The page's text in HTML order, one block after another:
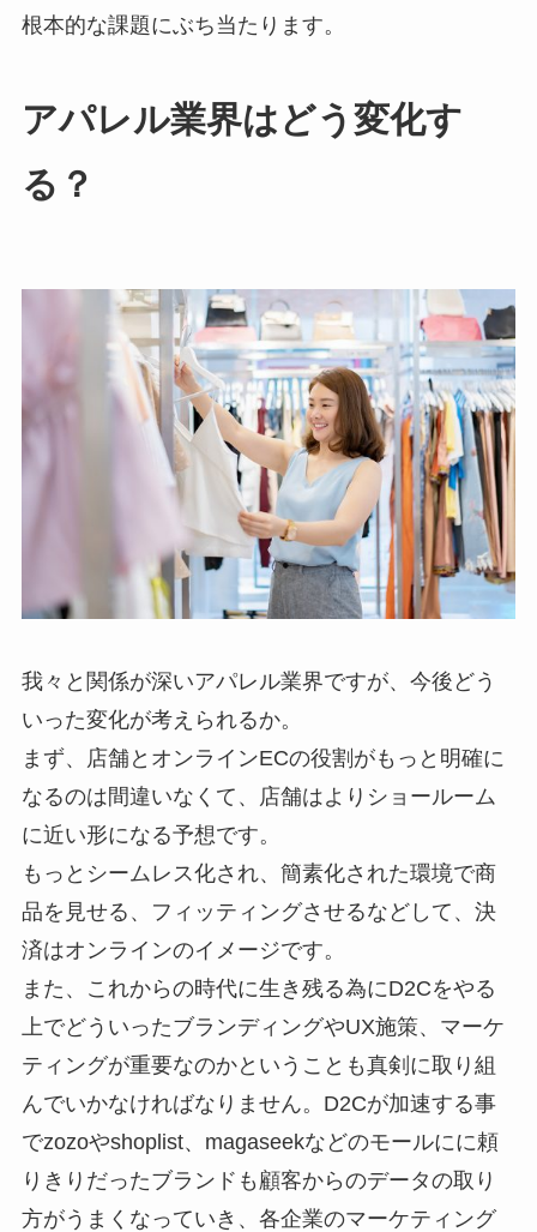
根本的な課題にぶち当たります。
アパレル業界はどう変化す
る？
我々と関係が深いアパレル業界ですが、今後どう
いった変化が考えられるか。
まず、店舗とオンラインECの役割がもっと明確に
なるのは間違いなくて、店舗はよりショールーム
に近い形になる予想です。
もっとシームレス化され、簡素化された環境で商
品を見せる、フィッティングさせるなどして、決
済はオンラインのイメージです。
また、これからの時代に生き残る為にD2Cをやる
上でどういったブランディングやUX施策、マーケ
ティングが重要なのかということも真剣に取り組
んでいかなければなりません。D2Cが加速する事
でzozoやshoplist、magaseekなどのモールにに頼
りきりだったブランドも顧客からのデータの取り
方がうまくなっていき、各企業のマーケティング